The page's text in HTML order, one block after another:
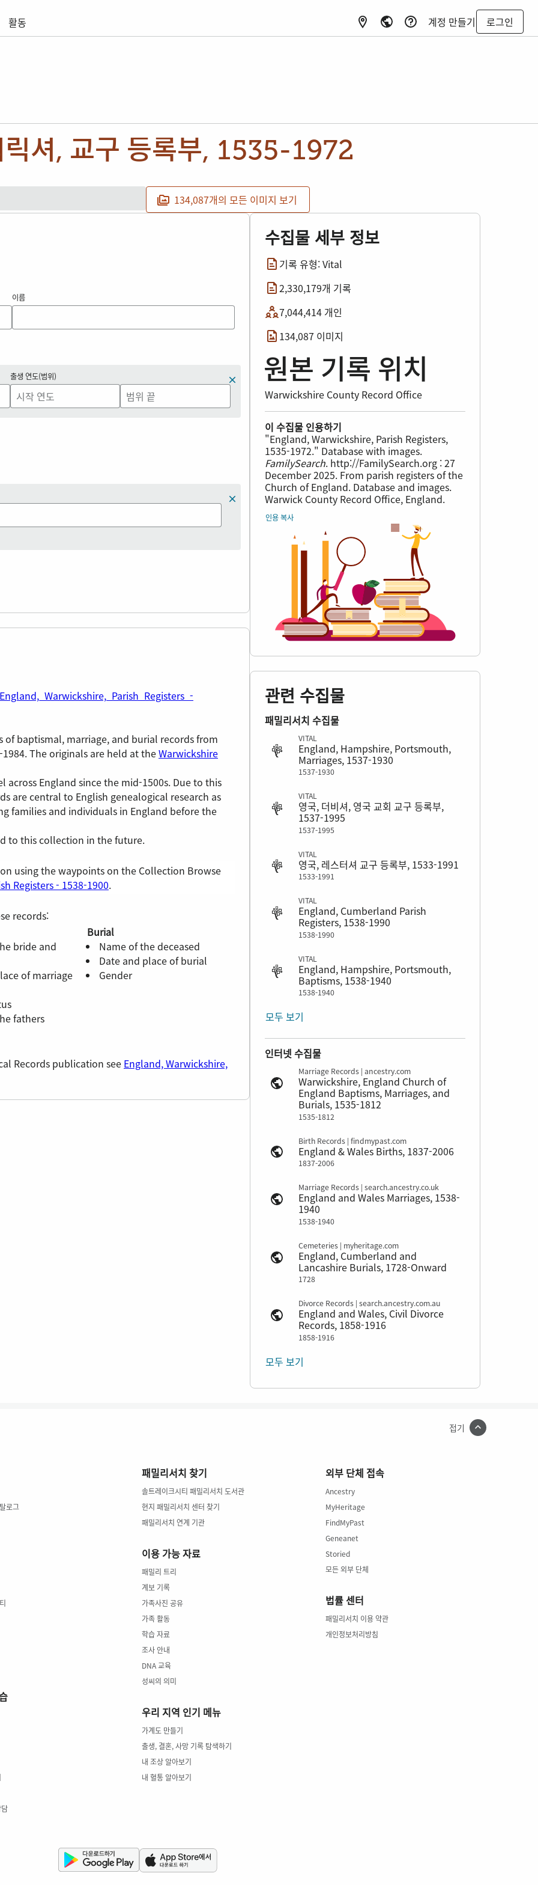
활동 계정 만들기
로그인
릭셔, 교구 등록부, 1535-1972
134,087개의 모든 이미지 보기
이름
출생 연도(범위)
baptismal, marriage, and burial records from
The originals are held at theWarwickshire
England since the mid-1500s. Due to this
are central to English genealogical research as
families and individuals in England before the
to this collection in the future.
using the waypoints on the Collection Browse
Registers - 1538-1900.
records:
bride and
of marriage
fathers
Burial
Name of the deceased
Date and place of burial
Gender
Records publication see England, Warwickshire,
수집물 세부 정보
기록 유형: Vital
2,330,179개 기록
7,044,414 개인
134,087 이미지
원본 기록 위치
Warwickshire County Record Office
이 수집물 인용하기
"England, Warwickshire, Parish Registers,
1535-1972." Database with images.
FamilySearch. http://FamilySearch.org : 27
December 2025. From parish registers of the
Church of England. Database and images.
Warwick County Record Office, England.
인용 복사
관련 수집물
패밀리서치 수집물
VITAL
England, Hampshire, Portsmouth,
Marriages, 1537-1930
1537-1930
VITAL
영국, 더비셔, 영국 교회 교구 등록부,
1537-1995
1537-1995
VITAL
영국, 레스터셔 교구 등록부, 1533-1991
1533-1991
VITAL
England, Cumberland Parish
Registers, 1538-1990
1538-1990
VITAL
England, Hampshire, Portsmouth,
Baptisms, 1538-1940
1538-1940
모두 보기
인터넷 수집물
Marriage Records | ancestry.com
Warwickshire, England Church of
England Baptisms, Marriages, and
Burials, 1535-1812
1535-1812
Birth Records | findmypast.com
England & Wales Births, 1837-2006
1837-2006
Marriage Records | search.ancestry.co.uk
England and Wales Marriages, 1538-
1940
1538-1940
Cemeteries | myheritage.com
England, Cumberland and
Lancashire Burials, 1728-Onward
1728
Divorce Records | search.ancestry.com.au
England and Wales, Civil Divorce
Records, 1858-1916
1858-1916
모두 보기
접기
로그
패밀리서치 찾기
솔트레이크시티 패밀리서치 도서관
현지 패밀리서치 센터 찾기
패밀리서치 연계 기관
이용 가능 자료
패밀리 트리
계보 기록
가족사진 공유
가족 활동
학습 자료
조사 안내
DNA 교육
성씨의 의미
우리 지역 인기 메뉴
가계도 만들기
출생, 결혼, 사망 기록 탐색하기
내 조상 알아보기
내 혈통 알아보기
외부 단체 접속
Ancestry
MyHeritage
FindMyPast
Geneanet
Storied
모든 외부 단체
법률 센터
패밀리서치 이용 약관
개인정보처리방침